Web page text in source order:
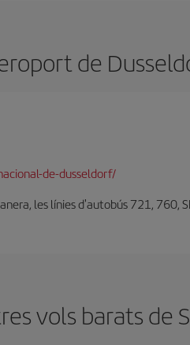
de
de-dusseldorf/
les línies d'autobús 721,
vols barats de